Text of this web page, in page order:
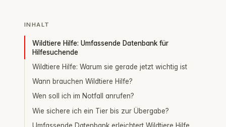
INHALT
Wildtiere Hilfe: Umfassende Datenbank für
Hilfesuchende
Wildtiere Hilfe: Warum sie gerade jetzt wichtig ist
Wann brauchen Wildtiere Hilfe?
Wen soll ich im Notfall anrufen?
Wie sichere ich ein Tier bis zur Übergabe?
Umfassende Datenbank erleichtert Wildtiere Hilfe